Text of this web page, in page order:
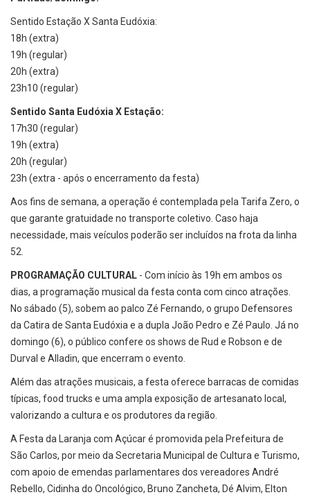
Sentido Estação X Santa Eudóxia:
18h (extra)
19h (regular)
20h (extra)
23h10 (regular)
Sentido Santa Eudóxia X Estação:
17h30 (regular)
19h (extra)
20h (regular)
23h (extra - após o encerramento da festa)
Aos fins de semana, a operação é contemplada pela Tarifa Zero, o
que garante gratuidade no transporte coletivo. Caso haja
necessidade, mais veículos poderão ser incluídos na frota da linha
52.
PROGRAMAÇÃO CULTURAL - Com início às 19h em ambos os
dias, a programação musical da festa conta com cinco atrações.
No sábado (5), sobem ao palco Zé Fernando, o grupo Defensores
da Catira de Santa Eudóxia e a dupla João Pedro e Zé Paulo. Já no
domingo (6), o público confere os shows de Rud e Robson e de
Durval e Alladin, que encerram o evento.
Além das atrações musicais, a festa oferece barracas de comidas
típicas, food trucks e uma ampla exposição de artesanato local,
valorizando a cultura e os produtores da região.
A Festa da Laranja com Açúcar é promovida pela Prefeitura de
São Carlos, por meio da Secretaria Municipal de Cultura e Turismo,
com apoio de emendas parlamentares dos vereadores André
Rebello, Cidinha do Oncológico, Bruno Zancheta, Dé Alvim, Elton